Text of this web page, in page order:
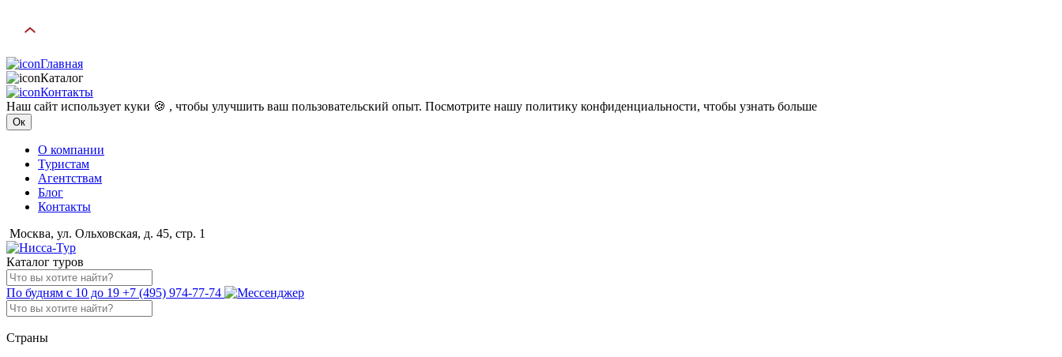
Главная
Каталог
Контакты
Наш сайт использует куки 🍪 , чтобы улучшить ваш пользовательский опыт. Посмотрите нашу политику конфиденциальности, чтобы узнать больше
Ок
О компании
Туристам
Агентствам
Блог
Контакты
Москва, ул. Ольховская, д. 45, стр. 1
Каталог туров
По будням с 10 до 19 +7 (495) 974-77-74
Страны